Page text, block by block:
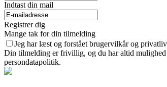
Indtast din mail
Registrer dig
Mange tak for din tilmelding
Jeg har læst og forstået brugervilkår og
Din tilmelding er frivillig, og du har altid mulighed
persondatapolitik.